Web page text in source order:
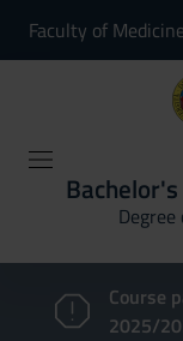
Faculty of
Course
2025/